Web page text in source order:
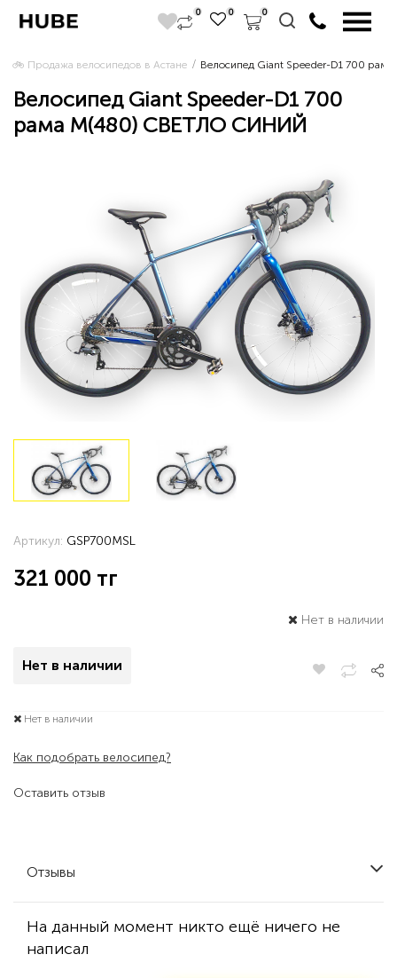
0 0 0
🚲 Продажа велосипедов в Астане Велосипед Giant Speeder-D1 700
Велосипед Giant Speeder-D1 700
рама M(480) СВЕТЛО СИНИЙ
Оставить отзыв
Артикул: GSP700MSL
321 000 тг
Нет в наличии
Нет в наличии
Нет в наличии
Как подобрать велосипед?
Отзывы
На данный момент никто ещё ничего не
написал